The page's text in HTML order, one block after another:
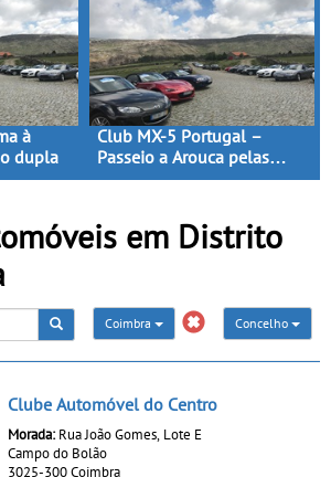
à
dupla
Club MX-5 Portugal –
Passeio a Arouca pelas
Serras da Freita e de S.
em Distrito
Coimbra Concelho
Clube Automóvel do Centro
Morada: Rua João Gomes, Lote E
Campo do Bolão
3025-300 Coimbra